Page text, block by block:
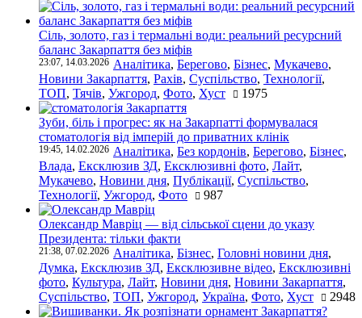
Сіль, золото, газ і термальні води: реальний ресурсний
баланс Закарпаття без міфів
23:07, 14.03.2026 Аналітика, Берегово, Бізнес, Мукачево,
Новини Закарпаття, Рахів, Суспільство, Технології,
ТОП, Тячів, Ужгород, Фото, Хуст 1975
Зуби, біль і прогрес: як на Закарпатті формувалася
стоматологія від імперій до приватних клінік
19:45, 14.02.2026 Аналітика, Без кордонів, Берегово, Бізнес,
Влада, Ексклюзив ЗД, Ексклюзивні фото, Лайт,
Мукачево, Новини дня, Публікації, Суспільство,
Технології, Ужгород, Фото 987
Олександр Мавріц — від сільської сцени до указу
Президента: тільки факти
21:38, 07.02.2026 Аналітика, Бізнес, Головні новини дня,
Думка, Ексклюзив ЗД, Ексклюзивне відео, Ексклюзивні
фото, Культура, Лайт, Новини дня, Новини Закарпаття,
Суспільство, ТОП, Ужгород, Україна, Фото, Хуст 2948